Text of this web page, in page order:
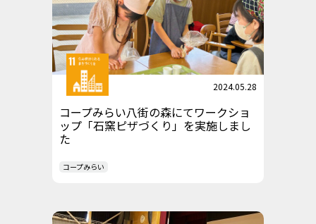
2024.05.28
コープみらい八街の森にてワークショ
ップ「石窯ピザづくり」を実施しまし
た
コープみらい